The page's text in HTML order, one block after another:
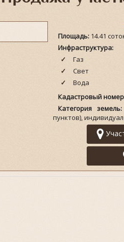
Площадь: 14.41
Инфраструктура:
Газ
Свет
Вода
Кадастровый
Категория земель:
пунктов),